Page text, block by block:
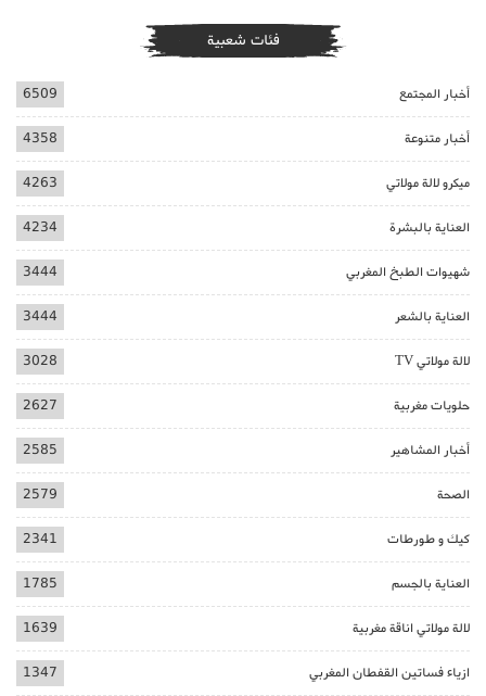
فئات شعبية
أخبار المجتمع 6509
أخبار متنوعة 4358
ميكرو لالة مولاتي 4263
العناية بالبشرة 4234
شهيوات الطبخ المغربي 3444
العناية بالشعر 3444
لالة مولاتي TV 3028
حلويات مغربية 2627
أخبار المشاهير 2585
الصحة 2579
كيك و طورطات 2341
العناية بالجسم 1785
لالة مولاتي اناقة مغربية 1639
ازياء فساتين القفطان المغربي 1347